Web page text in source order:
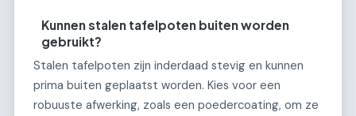
Kunnen stalen tafelpoten buiten worden
gebruikt?
Stalen tafelpoten zijn inderdaad stevig en kunnen
prima buiten geplaatst worden. Kies voor een
robuuste afwerking, zoals een poedercoating, om ze